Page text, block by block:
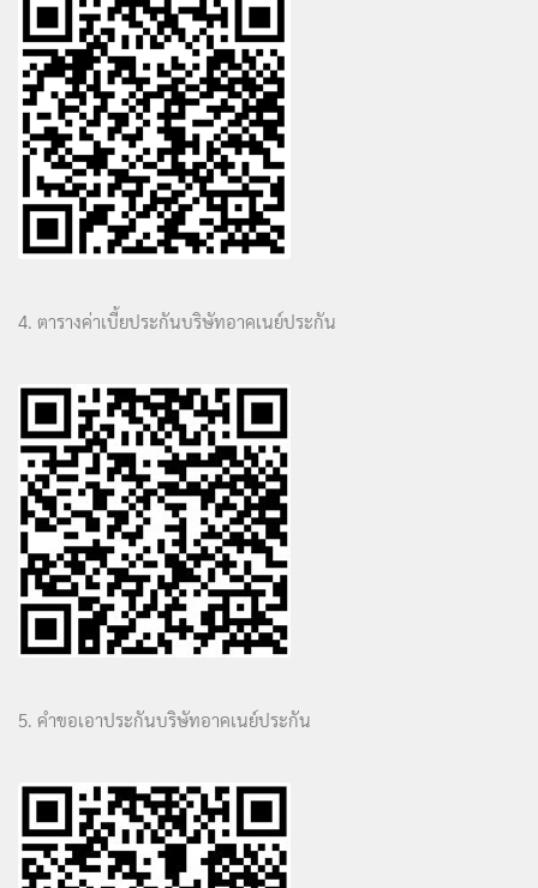
4. ตารางค่าเบี้ยประกันบริษัทอาคเนย์ประกัน
5. คำขอเอาประกันบริษัทอาคเนย์ประกัน